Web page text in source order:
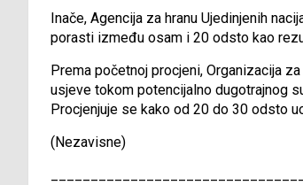
Inače, Agencija za hranu Ujedinjenih
porasti između osam i 20 odsto kao
Prema početnoj procjeni, Organizacija
usjeve tokom potencijalno dugotrajnog
Procjenjuje se kako od 20 do 30 odsto
(Nezavisne)